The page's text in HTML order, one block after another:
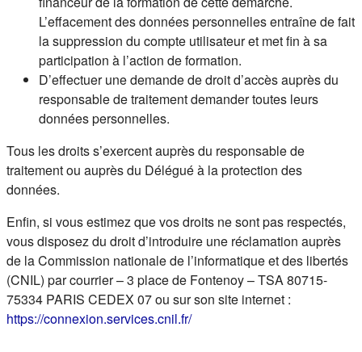
L’effacement des données personnelles entraîne de fait
la suppression du compte utilisateur et met fin à sa
participation à l’action de formation.
D’effectuer une demande de droit d’accès auprès du
responsable de traitement demander toutes leurs
données personnelles.
Tous les droits s’exercent auprès du responsable de
traitement ou auprès du Délégué à la protection des
données.
Enfin, si vous estimez que vos droits ne sont pas respectés,
vous disposez du droit d’introduire une réclamation auprès
de la Commission nationale de l’informatique et des libertés
(CNIL) par courrier – 3 place de Fontenoy – TSA 80715-
75334 PARIS CEDEX 07 ou sur son site internet :
https://connexion.services.cnil.fr/(s'ouvre dans un nouvel